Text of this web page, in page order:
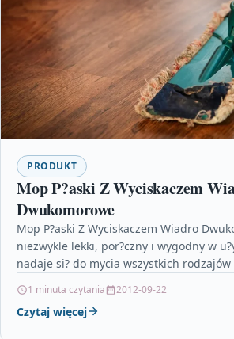
PRODUKT
Mop P?aski Z Wyciskaczem
Dwukomorowe
Mop P?aski Z Wyciskaczem Wiadro
niezwykle lekki, por?czny i wygodny w
nadaje si? do mycia wszystkich rodzajów
1 minuta czytania 2012-09-22
Czytaj więcej